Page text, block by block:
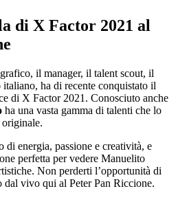
di X Factor 2021 al
il manager, il talent scout, il
ha di recente conquistato il
di X Factor 2021. Conosciuto anche
ha una vasta gamma di talenti che lo
originale.
di energia, passione e creatività, e
perfetta per vedere Manuelito
Non perderti l’opportunità di
dal vivo qui al Peter Pan Riccione.